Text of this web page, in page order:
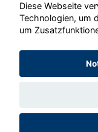
©
Diese Webseite
Technologien, um
um